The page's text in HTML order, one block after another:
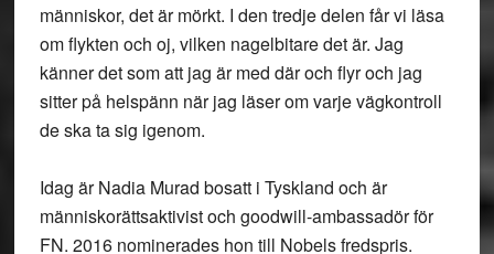
människor, det är mörkt. I den tredje delen får vi läsa
om flykten och oj, vilken nagelbitare det är. Jag
känner det som att jag är med där och flyr och jag
sitter på helspänn när jag läser om varje vägkontroll
de ska ta sig igenom.
Idag är Nadia Murad bosatt i Tyskland och är
människorättsaktivist och goodwill-ambassadör för
FN. 2016 nominerades hon till Nobels fredspris.